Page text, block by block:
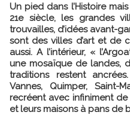
Un pied dans l’Histoire
21e siècle, les grandes
trouvailles, d’idées avant-
sont des villes d’art et de
aussi. A l’intérieur, «
une mosaïque de landes,
traditions restent
Vannes, Quimper,
recréent avec infiniment
et leurs maisons à pans de